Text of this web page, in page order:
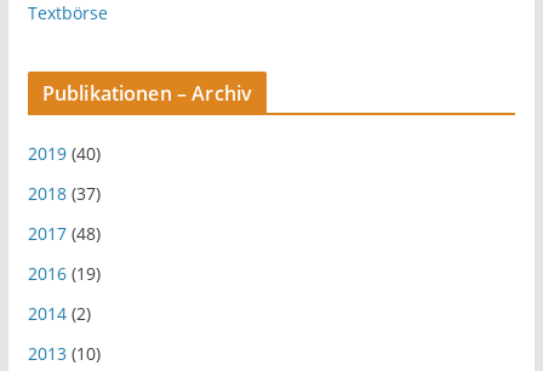
Textbörse
Publikationen – Archiv
2019(40)
2018(37)
2017(48)
2016(19)
2014(2)
2013(10)